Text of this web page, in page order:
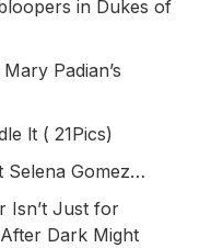
in Dukes of
Padian’s
lt ( 21Pics)
Selena Gomez…
Isn’t Just for
Dark Might